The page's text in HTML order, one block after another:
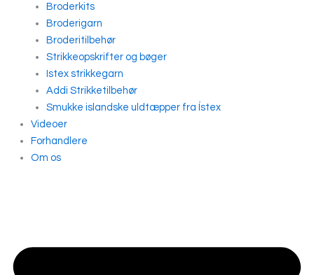
Broderkits
Broderigarn
Broderitilbehør
Strikkeopskrifter og bøger
Istex strikkegarn
Addi Strikketilbehør
Smukke islandske uldtæpper fra Ístex
Videoer
Forhandlere
Om os